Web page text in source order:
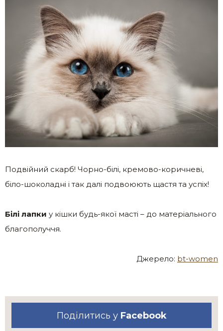
Подвійний скарб! Чорно-білі, кремово-коричневі,
біло-шоколадні і так далі подвоюють щастя та успіх!
Білі лапки у кішки будь-якої масті – до матеріального
благополуччя.
Джерело: bt-women
Поділитись у Facebook